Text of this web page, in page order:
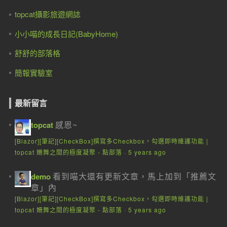
topcat攝影旅遊網誌
小小喵的成長日記(BabyHome)
舒舒的部落格
簡報實驗室
最新留言
topcat 感恩~
[Blazor][筆記][CheckBox]撰寫多Checkbox，勾選即時維護功能 |
topcat 姍舞之間的極度凝聚 - 點部落 · 5 years ago
demo 看到喵大還有更新文章，馬上加到「推薦文
章」內
[Blazor][筆記][CheckBox]撰寫多Checkbox，勾選即時維護功能 |
topcat 姍舞之間的極度凝聚 - 點部落 · 5 years ago